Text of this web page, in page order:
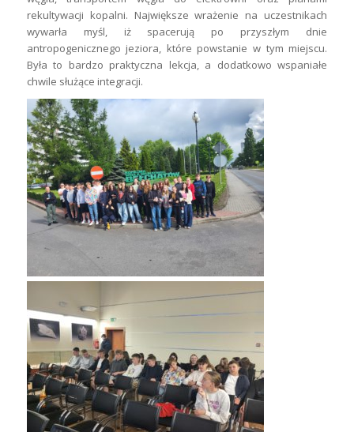
rekultywacji kopalni. Największe wrażenie na uczestnikach
wywarła myśl, iż spacerują po przyszłym dnie
antropogenicznego jeziora, które powstanie w tym miejscu.
Była to bardzo praktyczna lekcja, a dodatkowo wspaniałe
chwile służące integracji.